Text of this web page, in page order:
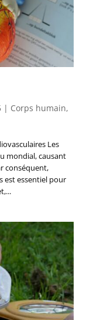
| Corps humain,
Les
mondial, causant
conséquent,
est essentiel pour